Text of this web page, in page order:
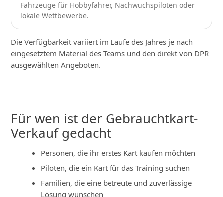
Fahrzeuge für Hobbyfahrer, Nachwuchspiloten oder
lokale Wettbewerbe.
Die Verfügbarkeit variiert im Laufe des Jahres je nach
eingesetztem Material des Teams und den direkt von DPR
ausgewählten Angeboten.
Für wen ist der Gebrauchtkart-
Verkauf gedacht
Personen, die ihr erstes Kart kaufen möchten
Piloten, die ein Kart für das Training suchen
Familien, die eine betreute und zuverlässige
Lösung wünschen